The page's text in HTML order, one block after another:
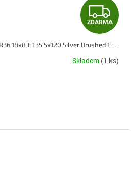
Z
D
A
ZDARMA
Alu kola Japan Racing JR36 18x8 ET35 5x120 Silver Brushed Face
Skladem (1 ks)